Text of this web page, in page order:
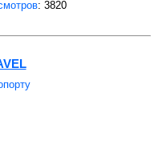
: 3820